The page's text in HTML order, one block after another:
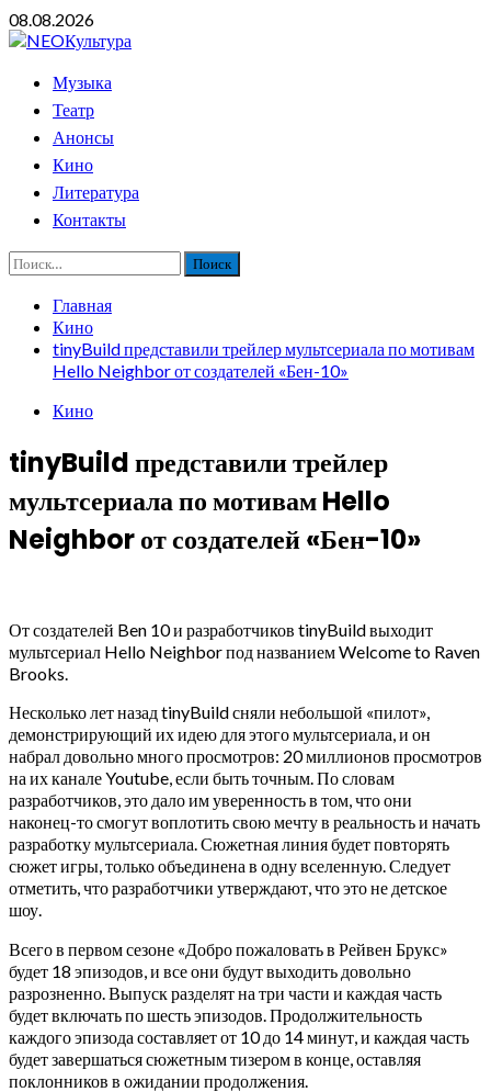
Перейти
к
08.08.2026
ОсновноеМузыка
Театр
Анонсы
Кино
Литература
Контакты
Найти:
Главная
Кино
tinyBuild представили трейлер мультсериала по мотивам
Hello Neighbor от создателей «Бен-10»
Кино
tinyBuild представили трейлер
мультсериала по мотивам Hello
Neighbor от создателей «Бен-10»
От создателей Ben 10 и разработчиков tinyBuild выходит
мультсериал Hello Neighbor под названием Welcome to Raven
Brooks.
Несколько лет назад tinyBuild сняли небольшой «пилот»,
демонстрирующий их идею для этого мультсериала, и он
набрал довольно много просмотров: 20 миллионов просмотров
на их канале Youtube, если быть точным. По словам
разработчиков, это дало им уверенность в том, что они
наконец-то смогут воплотить свою мечту в реальность и начать
разработку мультсериала. Сюжетная линия будет повторять
сюжет игры, только объединена в одну вселенную. Следует
отметить, что разработчики утверждают, что это не детское
шоу.
Всего в первом сезоне «Добро пожаловать в Рейвен Брукс»
будет 18 эпизодов, и все они будут выходить довольно
разрозненно. Выпуск разделят на три части и каждая часть
будет включать по шесть эпизодов. Продолжительность
каждого эпизода составляет от 10 до 14 минут, и каждая часть
будет завершаться сюжетным тизером в конце, оставляя
поклонников в ожидании продолжения.